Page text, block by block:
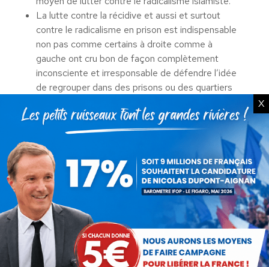
La lutte contre la récidive et aussi et surtout
contre le radicalisme en prison est indispensable
non pas comme certains à droite comme à
gauche ont cru bon de façon complètement
inconsciente et irresponsable de défendre l’idée
de regrouper dans des prisons ou des quartiers
mais isoler ces détenus et ceci constamment :
aucun contact ne doit être permis entre détenus
et les contacts avec l’extérieur ne doivent
pouvoir se faire que par l’intermédiaire d’un
hygiaphone sécurisé.
Les fouilles corporelles systématiques doivent
être rétablies : il est ahurissant que des milliers
de téléphones portables circulent en prison : là
aussi c’est à cause des contacts avec l’extérieur
que les téléphones portables circulent en prison.
Poursuivre systématiquement en justice les
X